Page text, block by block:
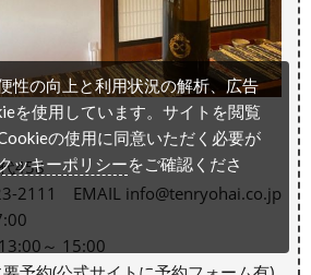
458
2111 EMAIL info@tenryohai.co.jp
～ 15:00
性の向上と利用状況の解析、広告
を使用しています。サイトを閲覧
の使用に同意いただく必要が
ッキーポリシーをご確認くださ